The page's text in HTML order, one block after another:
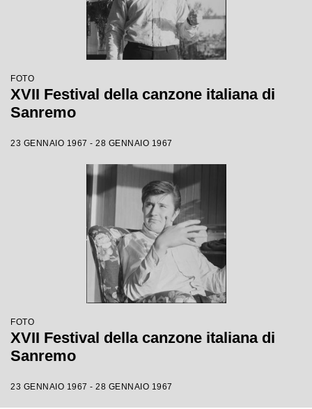
FOTO
XVII Festival della canzone italiana di
Sanremo
23 GENNAIO 1967 - 28 GENNAIO 1967
FOTO
XVII Festival della canzone italiana di
Sanremo
23 GENNAIO 1967 - 28 GENNAIO 1967